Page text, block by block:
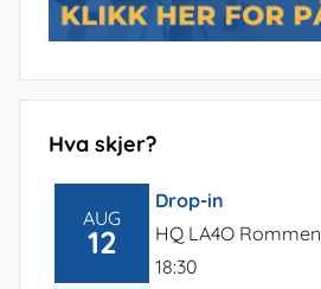
Hva skjer?
AUG
12
Drop-in
HQ LA4O Rommen
18:30